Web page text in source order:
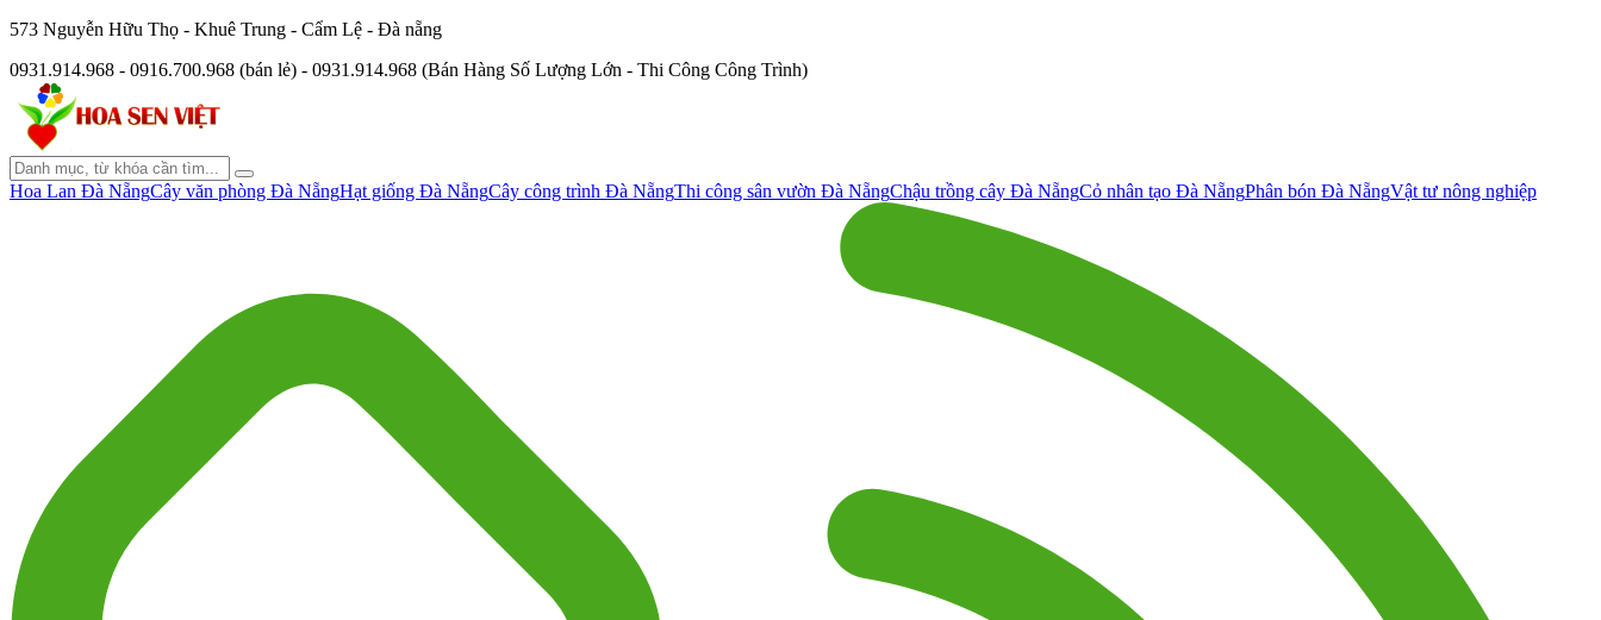
573 Nguyễn Hữu Thọ - Khuê Trung - Cẩm Lệ - Đà nẵng
0931.914.968 - 0916.700.968 (bán lẻ) - 0931.914.968 (Bán Hàng Số Lượng Lớn - Thi Công Công Trình)
Hoa Lan Đà NẵngCây văn phòng Đà NẵngHạt giống Đà NẵngCây công trình Đà NẵngThi công sân vườn Đà NẵngChậu trồng cây Đà NẵngCỏ nhân tạo Đà NẵngPhân bón Đà NẵngVật tư nông nghiệp